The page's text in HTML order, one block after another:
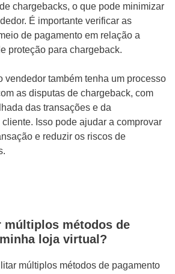
chargebacks, o que pode minimizar
É importante verificar as
de pagamento em relação a
proteção para chargeback.
vendedor também tenha um processo
as disputas de chargeback, com
das transações e da
Isso pode ajudar a comprovar
e reduzir os riscos de
múltiplos métodos de
loja virtual?
múltiplos métodos de pagamento